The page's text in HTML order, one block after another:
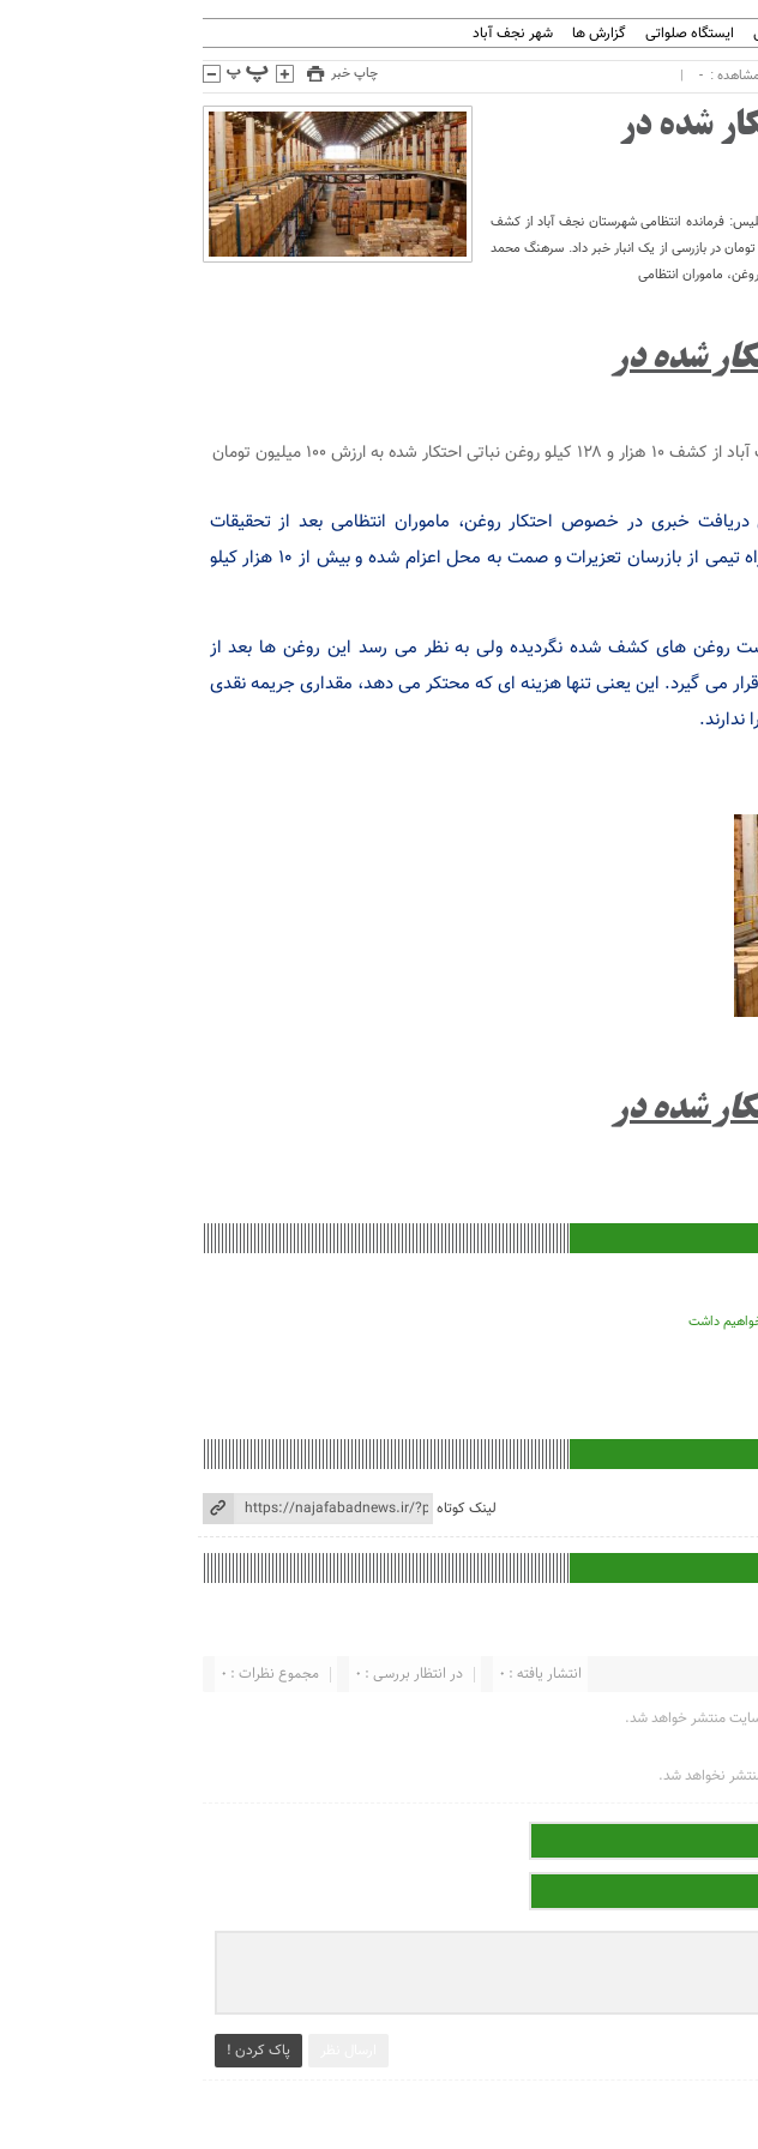
ایستگاه صلواتی گزارش ها شهر نجف آباد
مشاهده : - چاپ خبر
شده در
پلیس: فرمانده انتظامی شهرستان نجف آباد از کشف
روغن نباتی احتکار شده به ارزش ۱۰۰ میلیون تومان در بازرسی از یک انبار خبر داد. سرهنگ محمد
ماموران انتظامی
شده در
فرمانده انتظامی شهرستان نجف آباد از کشف ۱۰ هزار و ۱۲۸ کیلو روغن نباتی احتکار شده به ارزش ۱۰۰ میلیون تومان
خبری در خصوص احتکار روغن، ماموران انتظامی بعد از تحقیقات
نامحسوس و اطمینان از این صحت خبر، به همراه تیمی از بازرسان تعزیرات و صمت به محل اعزام شده و بیش از ۱۰ هزار کیلو
روغن های کشف شده نگردیده ولی به نظر می رسد این روغن ها بعد از
می گیرد. این یعنی تنها هزینه ای که محتکر می دهد، مقداری جریمه نقدی
شده در
داشت
لینک کوتاه
مجموع نظرات : 0 در انتظار بررسی : 0 انتشار یافته : 0
منتشر خواهد شد.
نخواهد شد.
پاک کردن !